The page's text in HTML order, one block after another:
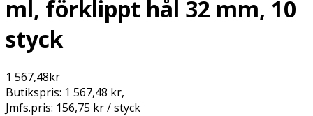
ml, förklippt hål 32 mm, 10
styck
1 567,48kr
Butikspris: 1 567,48 kr,
Jmfs.pris: 156,75 kr / styck